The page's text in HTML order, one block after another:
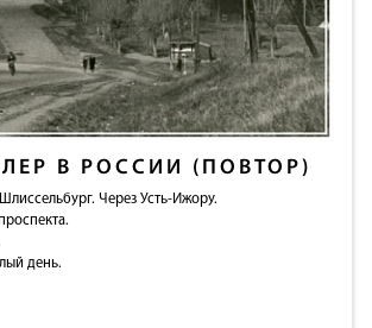
В РОССИИ (ПОВТОР)
Через Усть-Ижору.
день.